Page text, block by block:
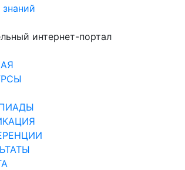
интернет-портал